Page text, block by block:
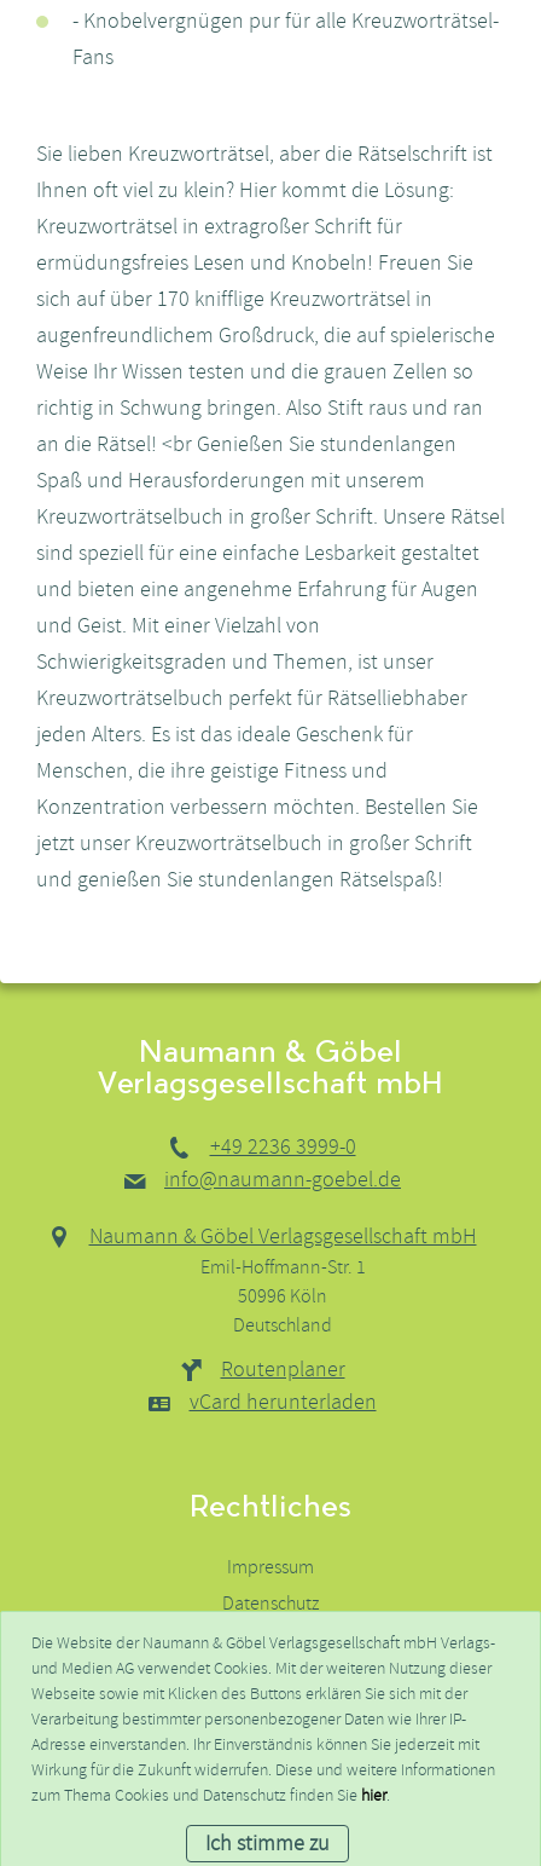
- Knobelvergnügen pur für alle Kreuzworträtsel-
Fans
Sie lieben Kreuzworträtsel, aber die Rätselschrift ist
Ihnen oft viel zu klein? Hier kommt die Lösung:
Kreuzworträtsel in extragroßer Schrift für
ermüdungsfreies Lesen und Knobeln! Freuen Sie
sich auf über 170 knifflige Kreuzworträtsel in
augenfreundlichem Großdruck, die auf spielerische
Weise Ihr Wissen testen und die grauen Zellen so
richtig in Schwung bringen. Also Stift raus und ran
an die Rätsel! <br Genießen Sie stundenlangen
Spaß und Herausforderungen mit unserem
Kreuzworträtselbuch in großer Schrift. Unsere Rätsel
sind speziell für eine einfache Lesbarkeit gestaltet
und bieten eine angenehme Erfahrung für Augen
und Geist. Mit einer Vielzahl von
Schwierigkeitsgraden und Themen, ist unser
Kreuzworträtselbuch perfekt für Rätselliebhaber
jeden Alters. Es ist das ideale Geschenk für
Menschen, die ihre geistige Fitness und
Konzentration verbessern möchten. Bestellen Sie
jetzt unser Kreuzworträtselbuch in großer Schrift
und genießen Sie stundenlangen Rätselspaß!
Die Website der Naumann & Göbel Verlagsgesellschaft mbH Verlags-
und Medien AG verwendet Cookies. Mit der weiteren Nutzung dieser
Webseite sowie mit Klicken des Buttons erklären Sie sich mit der
Verarbeitung bestimmter personenbezogener Daten wie Ihrer IP-
Adresse einverstanden. Ihr Einverständnis können Sie jederzeit mit
Wirkung für die Zukunft widerrufen. Diese und weitere Informationen
zum Thema Cookies und Datenschutz finden Sie hier.
Naumann & Göbel
Verlagsgesellschaft mbH
+49 2236 3999-0
info@naumann-goebel.de
Naumann & Göbel Verlagsgesellschaft mbH
Emil-Hoffmann-Str. 1
50996 Köln
Deutschland
Routenplaner
vCard herunterladen
Rechtliches
Impressum
Datenschutz
Haftungsausschluss
Kontakte
FAQ
© NGV - Naumann & Göbel Verlagsgesellschaft mbH - 2026